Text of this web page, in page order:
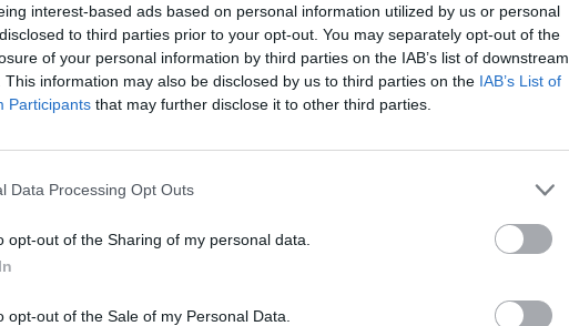
interest-based ads based on personal information utilized by us or personal
to third parties prior to your opt-out. You may separately opt-out of the
of your personal information by third parties on the IAB’s list of downstream
This information may also be disclosed by us to third parties on the IAB’s List of
Participants that may further disclose it to other third parties.
Data Processing Opt Outs
opt-out of the Sharing of my personal data.
opt-out of the Sale of my Personal Data.
a következőképp alakult: